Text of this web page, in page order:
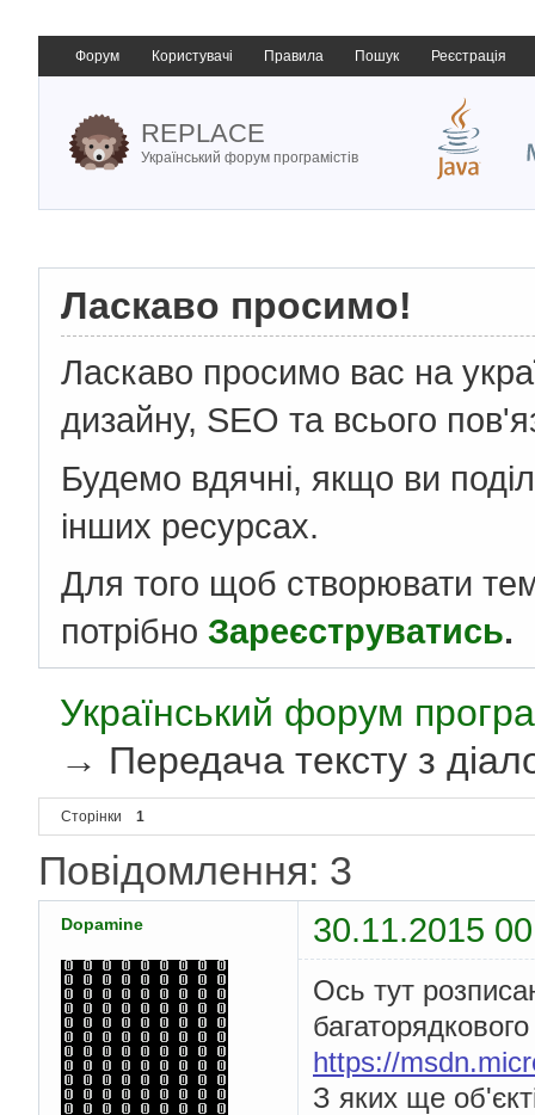
Форум Користувачі Правила Пошук Реєстрація
REPLACE
Український форум програмістів
Ласкаво просимо!
Ласкаво просимо вас на
дизайну, SEO та всього
Будемо вдячні, якщо ви
інших ресурсах.
Для того щоб створювати
потрібно Зареєструватись.
Український форум
→ Передача тексту з
Сторінки 1
Повідомлення: 3
Dopamine 30.11.2015
Ось тут
https://
З яких ще